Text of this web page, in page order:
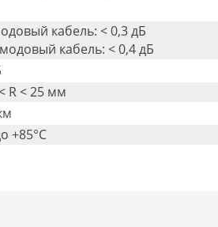
кабель: < 0,3 дБ
кабель: < 0,4 дБ
R < 25 мм
+85°C